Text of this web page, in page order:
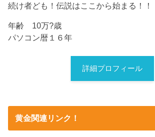
続け者ども！伝説はここから始まる！！
年齢 10万?歳
パソコン暦１６年
詳細プロフィール
黄金関連リンク！